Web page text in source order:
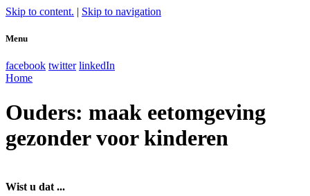
Skip to content. | Skip to navigation
Menu
facebook twitter linkedIn
Home
Ouders: maak eetomgeving
gezonder voor kinderen
Wist u dat ...